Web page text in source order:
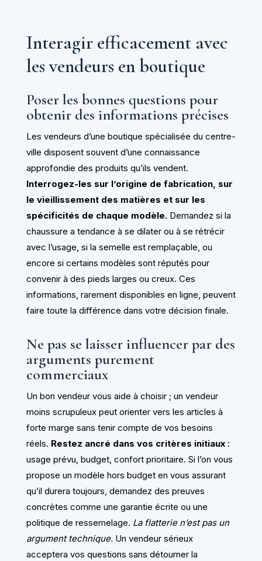
Interagir efficacement avec
les vendeurs en boutique
Poser les bonnes questions pour
obtenir des informations précises
Les vendeurs d’une boutique spécialisée du centre-
ville disposent souvent d’une connaissance
approfondie des produits qu’ils vendent.
Interrogez-les sur l’origine de fabrication, sur
le vieillissement des matières et sur les
spécificités de chaque modèle.Demandez si la
chaussure a tendance à se dilater ou à se rétrécir
avec l’usage, si la semelle est remplaçable, ou
encore si certains modèles sont réputés pour
convenir à des pieds larges ou creux. Ces
informations, rarement disponibles en ligne, peuvent
faire toute la différence dans votre décision finale.
Ne pas se laisser influencer par des
arguments purement
commerciaux
Un bon vendeur vous aide à choisir ; un vendeur
moins scrupuleux peut orienter vers les articles à
forte marge sans tenir compte de vos besoins
réels. Restez ancré dans vos critères initiaux:
usage prévu, budget, confort prioritaire. Si l’on vous
propose un modèle hors budget en vous assurant
qu’il durera toujours, demandez des preuves
concrètes comme une garantie écrite ou une
politique de ressemelage. La flatterie n’est pas un
argument technique.Un vendeur sérieux
acceptera vos questions sans détourner la